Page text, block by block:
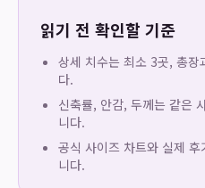
읽기 전 확인할 기준
상세 치수는 최소 3곳, 총장
다.
신축률, 안감, 두께는 같은
니다.
공식 사이즈 차트와 실제
니다.